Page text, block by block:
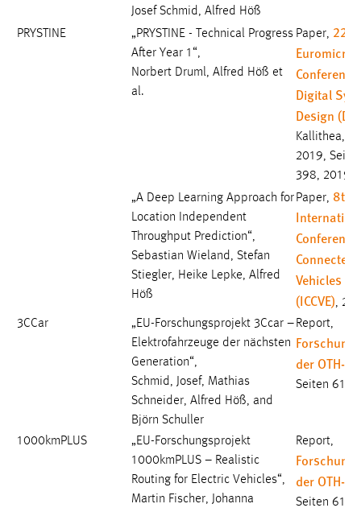
Josef Schmid, Alfred Höß
PRYSTINE
„PRYSTINE - Technical Progress
After Year 1“,
Norbert Druml, Alfred Höß et
al.
Paper, 22nd
Euromicro
Digital
Design
Kallithea,
2019,
398, 2019
„A Deep Learning Approach for
Location Independent
Throughput Prediction“,
Sebastian Wieland, Stefan
Stiegler, Heike Lepke, Alfred
Höß
Paper, 8th
Connected
Vehicles
(ICCVE),
3CCar
„EU-Forschungsprojekt 3Ccar –
Elektrofahrzeuge der nächsten
Generation“,
Schmid, Josef, Mathias
Schneider, Alfred Höß, and
Björn Schuller
Report,
der OTH-
Seiten 61-
1000kmPLUS
„EU-Forschungsprojekt
1000kmPLUS – Realistic
Routing for Electric Vehicles“,
Martin Fischer, Johanna
Report,
der OTH-
Seiten 61-